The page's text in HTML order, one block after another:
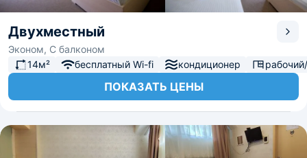
Двухместный
Эконом, С балконом
14м²
бесплатный Wi-fi кондиционер
ПОКАЗАТЬ ЦЕНЫ